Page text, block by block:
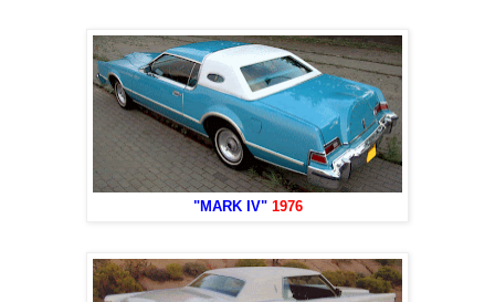
"MARK IV" 1976